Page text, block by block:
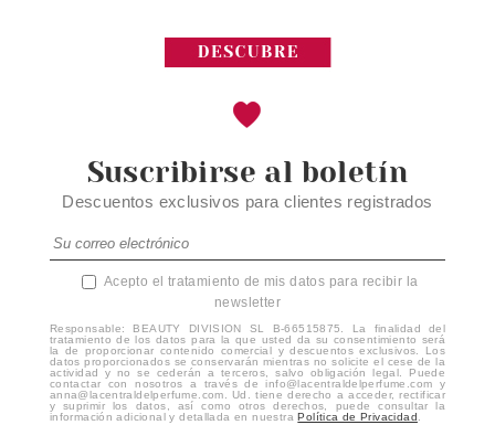
Suscribirse al boletín
Descuentos exclusivos para clientes registrados
Acepto el tratamiento de mis datos para recibir la
newsletter
Responsable: BEAUTY DIVISION SL B-66515875. La finalidad del
tratamiento de los datos para la que usted da su consentimiento será
la de proporcionar contenido comercial y descuentos exclusivos. Los
datos proporcionados se conservarán mientras no solicite el cese de la
actividad y no se cederán a terceros, salvo obligación legal. Puede
contactar con nosotros a través de info@lacentraldelperfume.com y
anna@lacentraldelperfume.com. Ud. tiene derecho a acceder, rectificar
y suprimir los datos, así como otros derechos, puede consultar la
información adicional y detallada en nuestraPolítica de Privacidad